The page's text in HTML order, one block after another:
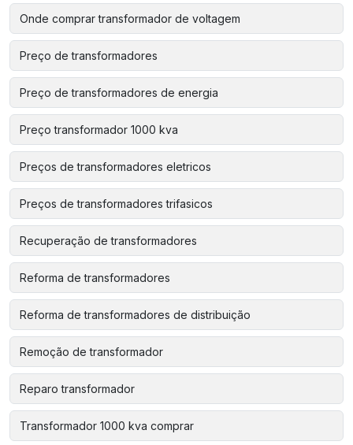
Onde comprar transformador de voltagem
Preço de transformadores
Preço de transformadores de energia
Preço transformador 1000 kva
Preços de transformadores eletricos
Preços de transformadores trifasicos
Recuperação de transformadores
Reforma de transformadores
Reforma de transformadores de distribuição
Remoção de transformador
Reparo transformador
Transformador 1000 kva comprar